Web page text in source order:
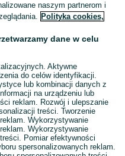
naszym partnerom i
Polityka cookies,
dane w celu
Aktywne
do celów identyfikacji.
lub kombinacji danych z
na urządzeniu lub
reklam. Rozwój i ulepszanie
treści. Tworzenie
Wykorzystywanie
Wykorzystywanie
Pomiar efektywności
spersonalizowanych reklam.